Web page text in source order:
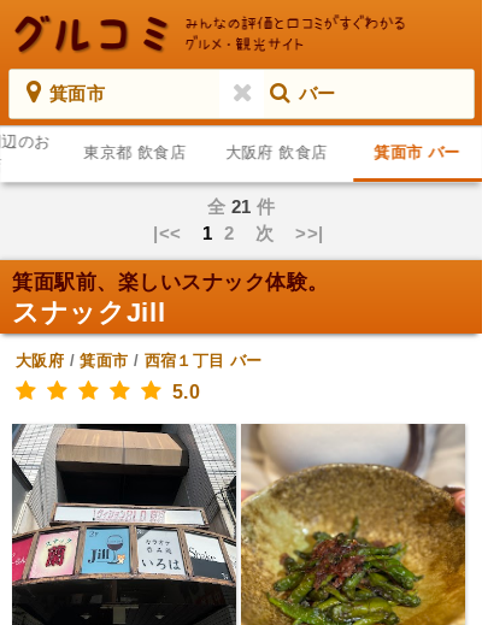
箕面市 バー
のお
東京都 飲食店 大阪府 飲食店 箕面市 バー
全 21 件
|<< 1 2 次 >>|
箕面駅前、楽しいスナック体験。
スナックJill
大阪府 /箕面市 / 西宿１丁目 バー
5.0